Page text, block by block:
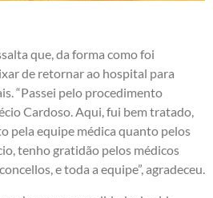
que, da forma como foi
de retornar ao hospital para
“Passei pelo procedimento
Cardoso. Aqui, fui bem tratado,
pela equipe médica quanto pelos
tenho gratidão pelos médicos
e toda a equipe”, agradeceu.